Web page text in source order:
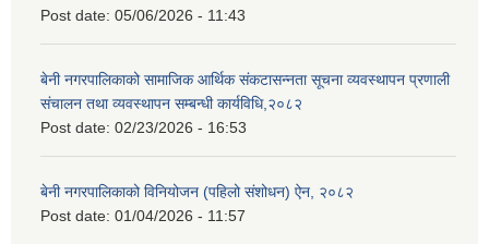
Post date: 05/06/2026 - 11:43
बेनी नगरपालिकाको सामाजिक आर्थिक संकटासन्नता सूचना व्यवस्थापन प्रणाली
संचालन तथा व्यवस्थापन सम्बन्धी कार्यविधि,२०८२
Post date: 02/23/2026 - 16:53
बेनी नगरपालिकाको विनियोजन (पहिलो संशोधन) ऐन, २०८२
Post date: 01/04/2026 - 11:57